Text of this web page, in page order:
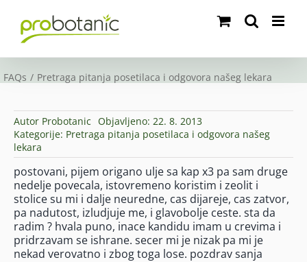
content
FAQs Pretraga pitanja posetilaca i odgovora našeg lekara
Autor Probotanic Objavljeno: 22. 8. 2013
Kategorije: Pretraga pitanja posetilaca i odgovora našeg
lekara
postovani, pijem origano ulje sa kap x3 pa sam druge
nedelje povecala, istovremeno koristim i zeolit i
stolice su mi i dalje neuredne, cas dijareje, cas zatvor,
pa nadutost, izludjuje me, i glavobolje ceste. sta da
radim ? hvala puno, inace kandidu imam u crevima i
pridrzavam se ishrane. secer mi je nizak pa mi je
nekad verovatno i zbog toga lose. pozdrav sanja